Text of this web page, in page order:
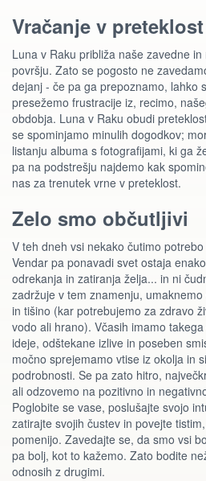
Vračanje v preteklost
Luna v Raku približa naše zavedne
površju. Zato se pogosto ne
dejanj - če pa ga prepoznamo, lahko
presežemo frustracije iz, recimo,
obdobja. Luna v Raku obudi
se spominjamo minulih dogodkov;
listanju albuma s fotografijami, ki ga
pa na podstrešju najdemo kak
nas za trenutek vrne v preteklost.
Zelo smo občutljivi
V teh dneh vsi nekako čutimo
Vendar pa ponavadi svet ostaja
odrekanja in zatiranja želja... in ni
zadržuje v tem znamenju,
in tišino (kar potrebujemo za zdravo
vodo ali hrano). Včasih imamo
ideje, odštekane izlive in poseben
močno sprejemamo vtise iz okolja in
podrobnosti. Se pa zato hitro,
ali odzovemo na pozitivno in
Poglobite se vase, poslušajte svojo
zatirajte svojih čustev in povejte
pomenijo. Zavedajte se, da smo vsi
pa bolj, kot to kažemo. Zato bodite
odnosih z drugimi.